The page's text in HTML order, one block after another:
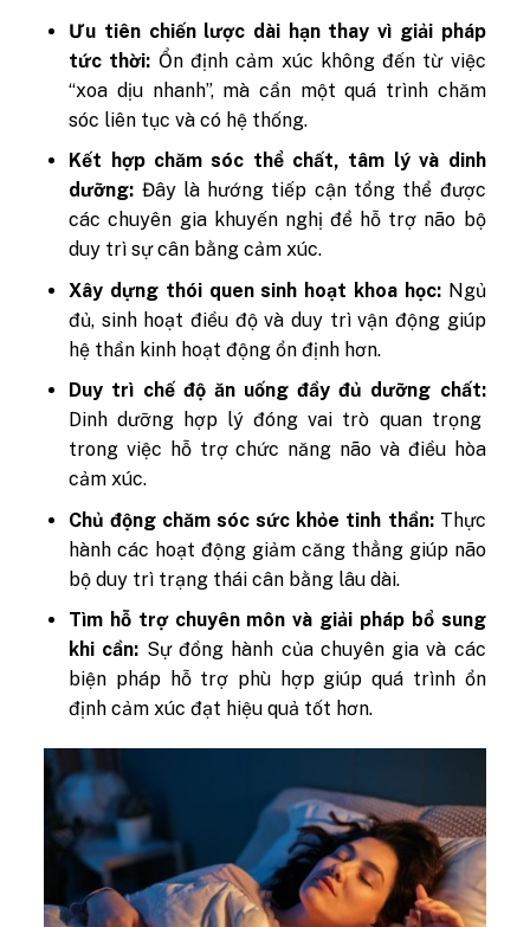
Ưu tiên chiến lược dài hạn thay vì giải pháp
tức thời: Ổn định cảm xúc không đến từ việc
“xoa dịu nhanh”, mà cần một quá trình chăm
sóc liên tục và có hệ thống.
Kết hợp chăm sóc thể chất, tâm lý và dinh
dưỡng: Đây là hướng tiếp cận tổng thể được
các chuyên gia khuyến nghị để hỗ trợ não bộ
duy trì sự cân bằng cảm xúc.
Xây dựng thói quen sinh hoạt khoa học:Ngủ
đủ, sinh hoạt điều độ và duy trì vận động giúp
hệ thần kinh hoạt động ổn định hơn.
Duy trì chế độ ăn uống đầy đủ dưỡng chất:
Dinh dưỡng hợp lý đóng vai trò quan trọng
trong việc hỗ trợ chức năng não và điều hòa
cảm xúc.
Chủ động chăm sóc sức khỏe tinh thần:Thực
hành các hoạt động giảm căng thẳng giúp não
bộ duy trì trạng thái cân bằng lâu dài.
Tìm hỗ trợ chuyên môn và giải pháp bổ sung
khi cần: Sự đồng hành của chuyên gia và các
biện pháp hỗ trợ phù hợp giúp quá trình ổn
định cảm xúc đạt hiệu quả tốt hơn.